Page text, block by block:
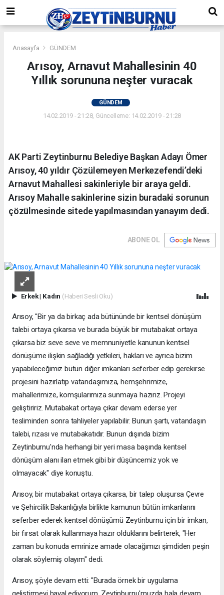
Anasayfa GÜNDEM
Arısoy, Arnavut Mahallesinin 40
Yıllık sorununa neşter vuracak
GÜNDEM
14.02.2019 - 21:28, Güncelleme: 14.02.2019 - 21:28
AK Parti Zeytinburnu Belediye Başkan Adayı Ömer
Arısoy, 40 yıldır Çözülemeyen Merkezefendi’deki
Arnavut Mahallesi sakinleriyle bir araya geldi.
Arısoy Mahalle sakinlerine sizin buradaki sorunun
çözülmesinde sitede yapılmasından yanayım dedi.
ABONE OL
Erkek| Kadın (Haberi Sesli Oku)
Arısoy, "Bir ya da birkaç ada bütününde bir kentsel dönüşüm
talebi ortaya çıkarsa ve burada büyük bir mutabakat ortaya
çıkarsa biz seve seve ve memnuniyetle kanunun kentsel
dönüşüme ilişkin sağladığı yetkileri, hakları ve ayrıca bizim
yapabileceğimiz bütün diğer imkanları seferber edip gerekirse
projesini hazırlatıp vatandaşımıza, hemşehrimize,
mahallerimize, komşularımıza sunmaya hazırız. Projeyi
geliştiririz. Mutabakat ortaya çıkar devam ederse yer
tesliminden sonra tahliyeler yapılabilir. Bunun şartı, vatandaşın
talebi, rızası ve mutabakatıdır. Bunun dışında bizim
Zeytinburnu'nda herhangi bir yeri masa başında kentsel
dönüşüm alanı ilan etmek gibi bir düşüncemiz yok ve
olmayacak" diye konuştu.
Arısoy, bir mutabakat ortaya çıkarsa, bir talep oluşursa Çevre
ve Şehircilik Bakanlığıyla birlikte kamunun bütün imkanlarını
seferber ederek kentsel dönüşümü Zeytinburnu için bir imkan,
bir fırsat olarak kullanmaya hazır olduklarını belirterek, "Her
zaman bu konuda emrinize amade olacağımızı şimdiden peşin
olarak söylemiş olayım" dedi.
Arısoy, şöyle devam etti: "Burada örnek bir uygulama